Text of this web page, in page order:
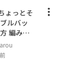
ょっとそ
ルバッ
編み物